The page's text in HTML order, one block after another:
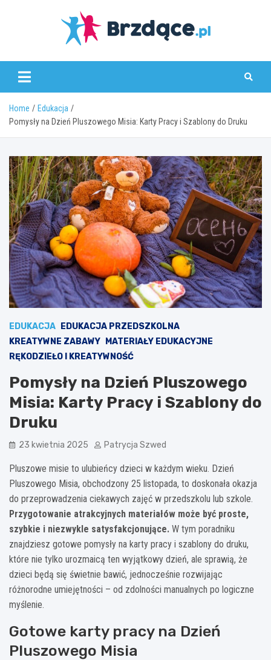
Brzdące.pl
Home
Edukacja
Pomysły na Dzień Pluszowego Misia: Karty Pracy i Szablony do Druku
EDUKACJA
EDUKACJA PRZEDSZKOLNA
KREATYWNE ZABAWY
MATERIAŁY EDUKACYJNE
RĘKODZIEŁO I KREATYWNOŚĆ
Pomysły na Dzień Pluszowego
Misia: Karty Pracy i Szablony do
Druku
23 kwietnia 2025 Patrycja Szwed
Pluszowe misie to ulubieńcy dzieci w każdym wieku. Dzień
Pluszowego Misia, obchodzony 25 listopada, to doskonała okazja
do przeprowadzenia ciekawych zajęć w przedszkolu lub szkole.
Przygotowanie atrakcyjnych materiałów może być proste,
szybkie i niezwykle satysfakcjonujące. W tym poradniku
znajdziesz gotowe pomysły na karty pracy i szablony do druku,
które nie tylko urozmaicą ten wyjątkowy dzień, ale sprawią, że
dzieci będą się świetnie bawić, jednocześnie rozwijając
różnorodne umiejętności – od zdolności manualnych po logiczne
myślenie.
Gotowe karty pracy na Dzień
Pluszowego Misia